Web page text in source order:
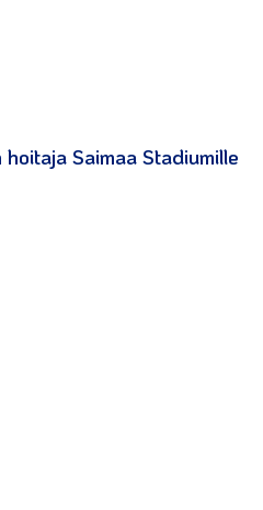
Saimaa Stadiumille